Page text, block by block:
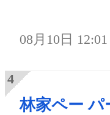
08月10日 12:01
林家ペー パ